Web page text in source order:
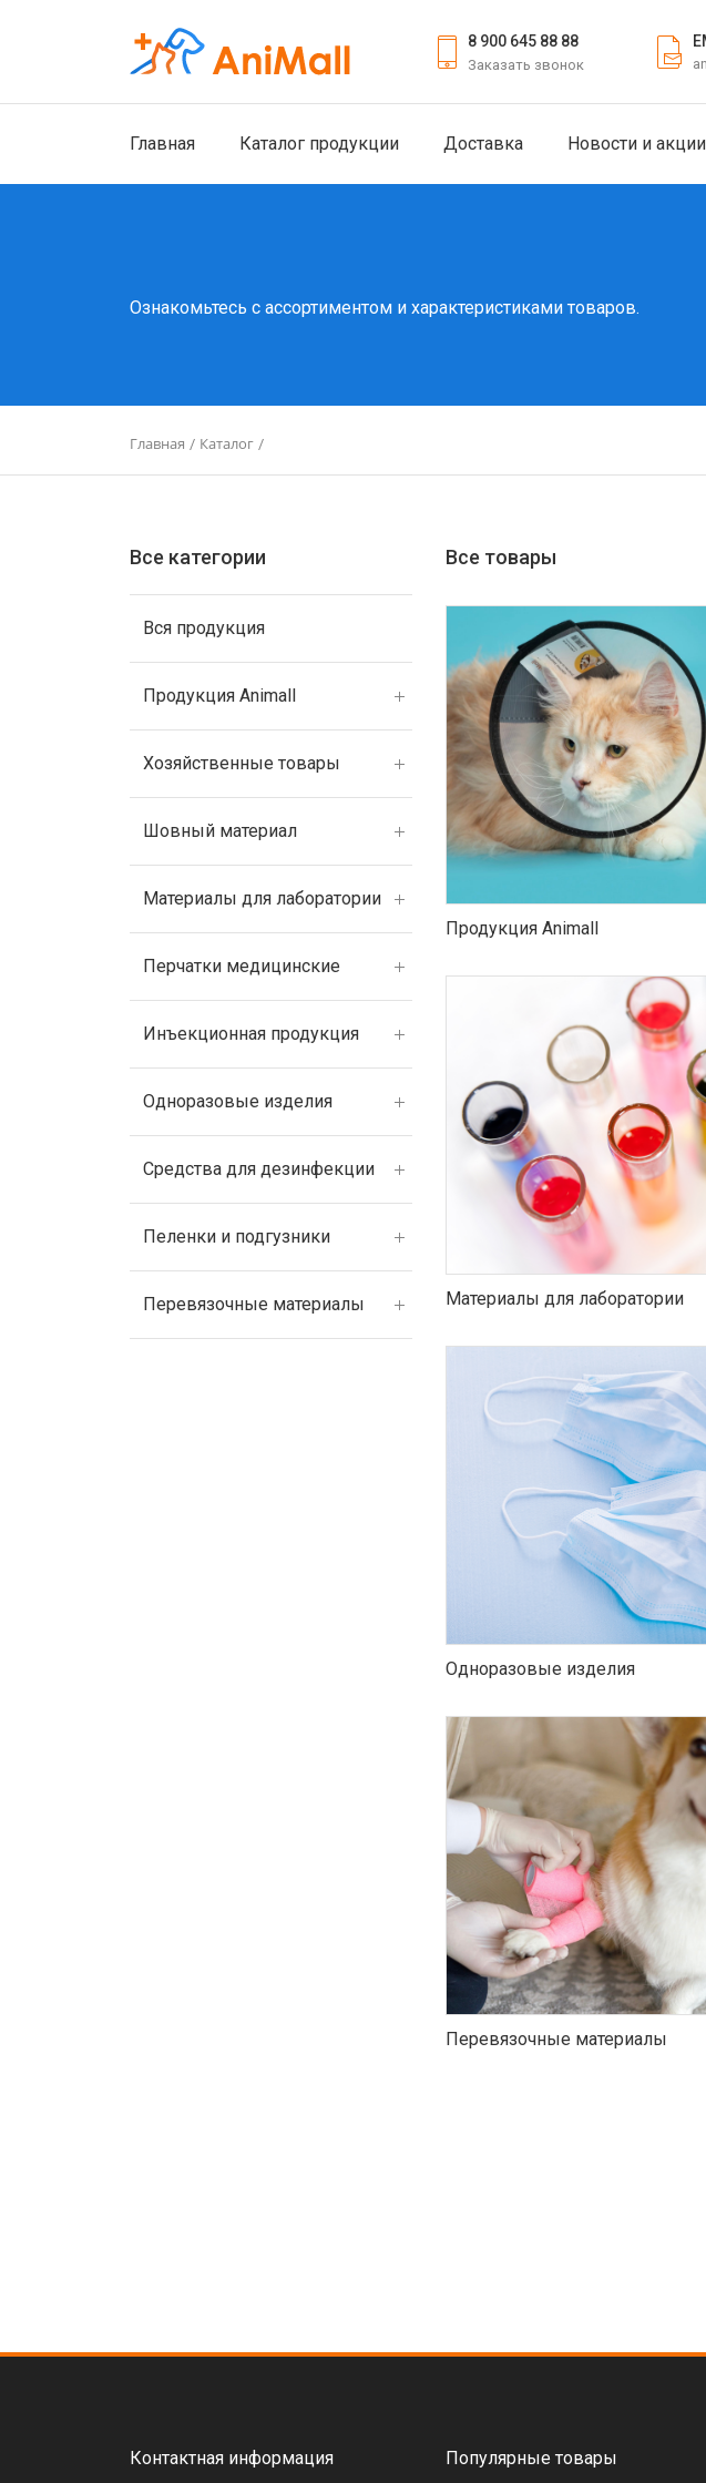
8 900 645 88 88
Заказать звонок
Главная Каталог продукции Доставка Новости и акции
Ознакомьтесь с ассортиментом и характеристиками товаров.
Главная / Каталог /
Все категории
Вся продукция
Продукция Animall
Хозяйственные товары
Шовный материал
Материалы для лаборатории
Перчатки медицинские
Инъекционная продукция
Одноразовые изделия
Средства для дезинфекции
Пеленки и подгузники
Перевязочные материалы
Все товары
Продукция Animall
Материалы для лаборатории
Одноразовые изделия
Перевязочные материалы
Контактная информация Популярные товары